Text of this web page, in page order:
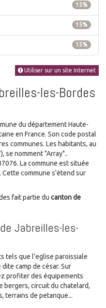
15%
15%
15%
Utiliser sur un site Internet
les-Bordes
du département Haute-
en France. Son code postal
communes. Les habitants, au
se nomment "Array"..
La commune est située
commune s'étend sur
fait partie du canton de
Jabreilles-les-
tels que l'eglise paroissiale
camp de césar. Sur
profiter des équipements
bergers, circuit du chatelard,
terrains de petanque...